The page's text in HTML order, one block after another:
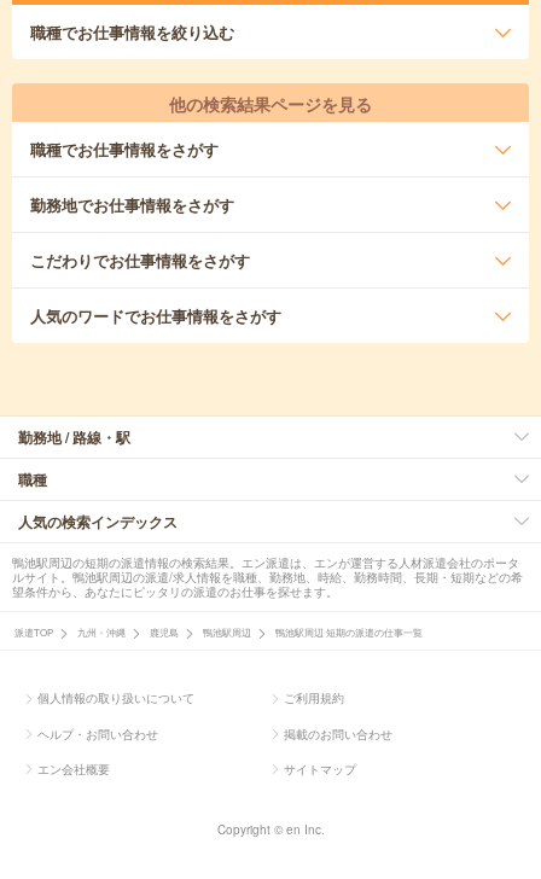
職種でお仕事情報を絞り込む
他の検索結果ページを見る
職種でお仕事情報をさがす
勤務地でお仕事情報をさがす
こだわりでお仕事情報をさがす
人気のワードでお仕事情報をさがす
勤務地 / 路線・駅
職種
人気の検索インデックス
鴨池駅周辺の短期の派遣情報の検索結果。エン派遣は、エンが運営する人材派遣会社のポータ
ルサイト。鴨池駅周辺の派遣/求人情報を職種、勤務地、時給、勤務時間、長期・短期などの希
望条件から、あなたにピッタリの派遣のお仕事を探せます。
派遣TOP 九州・沖縄 鹿児島 鴨池駅周辺 鴨池駅周辺 短期の派遣の仕事一覧
個人情報の取り扱いについて ご利用規約
ヘルプ・お問い合わせ 掲載のお問い合わせ
エン会社概要 サイトマップ
Copyright © en Inc.